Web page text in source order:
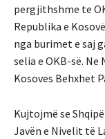
pergjithshme te
Republika e
nga burimet e saj
selia e OKB-së.
Kosoves Behxhet
Kujtojmë se
Javën e Nivelit të